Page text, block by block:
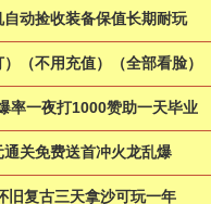
自动捡收装备保值长期耐玩
）（不用充值）（全部看脸）
率一夜打1000赞助一天毕业
通关免费送首冲火龙乱爆
旧复古三天拿沙可玩一年